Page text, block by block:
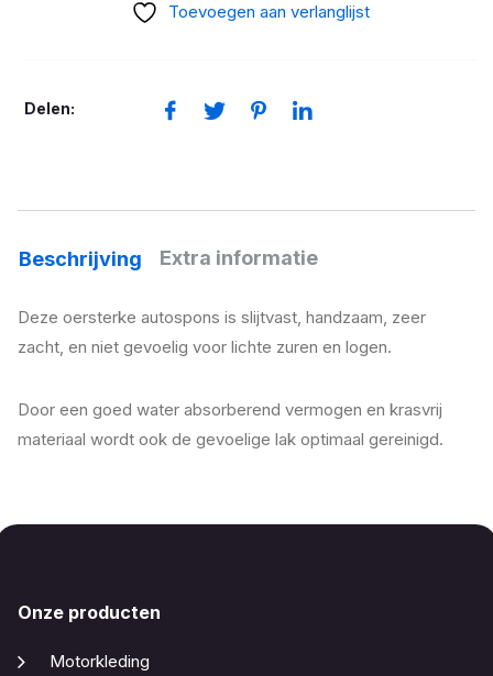
Toevoegen aan verlanglijst
Delen:
Beschrijving Extra informatie
Deze oersterke autospons is slijtvast, handzaam, zeer
zacht, en niet gevoelig voor lichte zuren en logen.
Door een goed water absorberend vermogen en krasvrij
materiaal wordt ook de gevoelige lak optimaal gereinigd.
Onze producten
Motorkleding